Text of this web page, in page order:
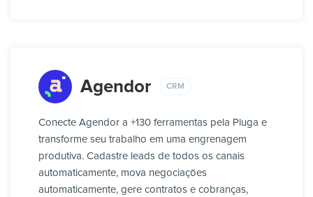
Agendor CRM
Conecte Agendor a +130 ferramentas pela Pluga e
transforme seu trabalho em uma engrenagem
produtiva. Cadastre leads de todos os canais
automaticamente, mova negociações
automaticamente, gere contratos e cobranças,